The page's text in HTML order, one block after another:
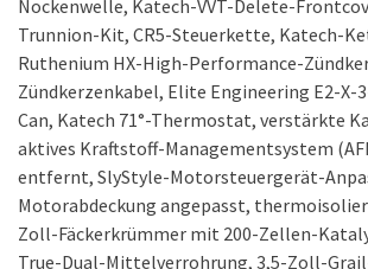
Ruthenium HX-High-Performance-
Zündkerzenkabel, Elite Engineering E2-X-
Can, Katech 71°-Thermostat, verstärkte
aktives Kraftstoff-Managementsystem
entfernt, SlyStyle-Motorsteuergerät-
Motorabdeckung angepasst,
Zoll-Fäckerkrümmer mit 200-Zellen-
True-Dual-Mittelverrohrung, 3,5-Zoll-Grail-
600 PS / 700 Nm